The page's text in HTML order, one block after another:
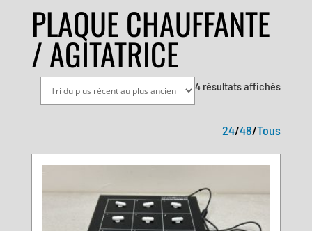
PLAQUE CHAUFFANTE
/ AGITATRICE
4 résultats affichésTrié
24/48/Tous